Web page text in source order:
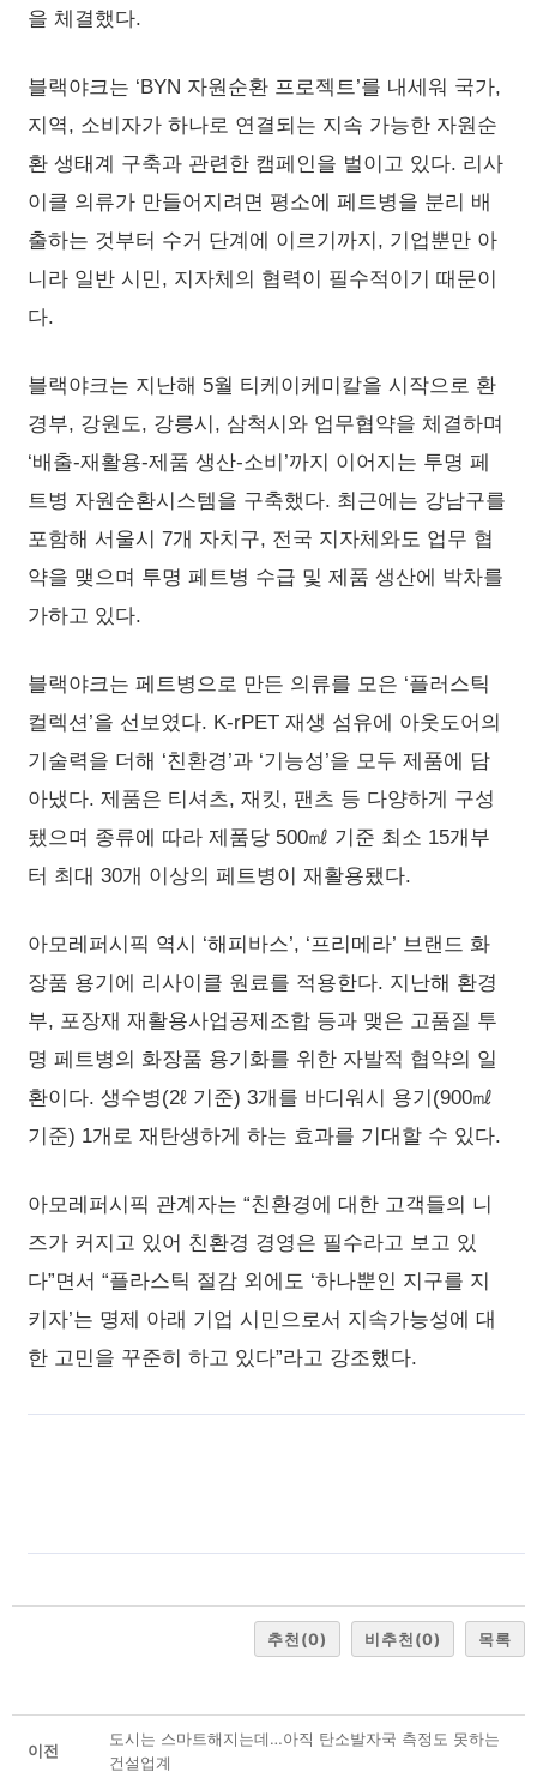
을 체결했다.
블랙야크는 ‘BYN 자원순환 프로젝트’를 내세워 국가,
지역, 소비자가 하나로 연결되는 지속 가능한 자원순
환 생태계 구축과 관련한 캠페인을 벌이고 있다. 리사
이클 의류가 만들어지려면 평소에 페트병을 분리 배
출하는 것부터 수거 단계에 이르기까지, 기업뿐만 아
니라 일반 시민, 지자체의 협력이 필수적이기 때문이
다.
블랙야크는 지난해 5월 티케이케미칼을 시작으로 환
경부, 강원도, 강릉시, 삼척시와 업무협약을 체결하며
‘배출-재활용-제품 생산-소비’까지 이어지는 투명 페
트병 자원순환시스템을 구축했다. 최근에는 강남구를
포함해 서울시 7개 자치구, 전국 지자체와도 업무 협
약을 맺으며 투명 페트병 수급 및 제품 생산에 박차를
가하고 있다.
블랙야크는 페트병으로 만든 의류를 모은 ‘플러스틱
컬렉션’을 선보였다. K-rPET 재생 섬유에 아웃도어의
기술력을 더해 ‘친환경’과 ‘기능성’을 모두 제품에 담
아냈다. 제품은 티셔츠, 재킷, 팬츠 등 다양하게 구성
됐으며 종류에 따라 제품당 500㎖ 기준 최소 15개부
터 최대 30개 이상의 페트병이 재활용됐다.
아모레퍼시픽 역시 ‘해피바스’, ‘프리메라’ 브랜드 화
장품 용기에 리사이클 원료를 적용한다. 지난해 환경
부, 포장재 재활용사업공제조합 등과 맺은 고품질 투
명 페트병의 화장품 용기화를 위한 자발적 협약의 일
환이다. 생수병(2ℓ 기준) 3개를 바디워시 용기(900㎖
기준) 1개로 재탄생하게 하는 효과를 기대할 수 있다.
아모레퍼시픽 관계자는 “친환경에 대한 고객들의 니
즈가 커지고 있어 친환경 경영은 필수라고 보고 있
다”면서 “플라스틱 절감 외에도 ‘하나뿐인 지구를 지
키자’는 명제 아래 기업 시민으로서 지속가능성에 대
한 고민을 꾸준히 하고 있다”라고 강조했다.
추천(0) 비추천(0) 목록
이전
도시는 스마트해지는데…아직 탄소발자국 측정도 못하는
건설업계